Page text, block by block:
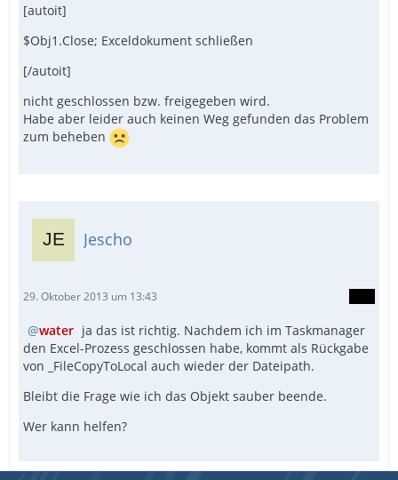
[autoit]
$Obj1.Close; Exceldokument schließen
[/autoit]
nicht geschlossen bzw. freigegeben wird.
Habe aber leider auch keinen Weg gefunden das Problem
zum beheben
Jescho
29. Oktober 2013 um 13:43
water ja das ist richtig. Nachdem ich im Taskmanager
den Excel-Prozess geschlossen habe, kommt als Rückgabe
von _FileCopyToLocal auch wieder der Dateipath.
Bleibt die Frage wie ich das Objekt sauber beende.
Wer kann helfen?